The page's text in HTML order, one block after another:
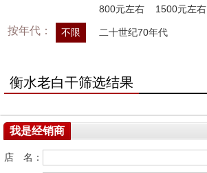
800元左右
1500元左右
按年代： 不限 二十世纪70年代
衡水老白干筛选结果
我是经销商
店 名：